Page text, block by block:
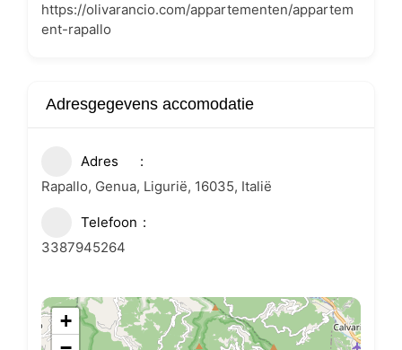
https://olivarancio.com/appartementen/appartem
ent-rapallo
Adresgegevens accomodatie
Adres
Rapallo, Genua, Ligurië, 16035, Italië
Telefoon
3387945264
+